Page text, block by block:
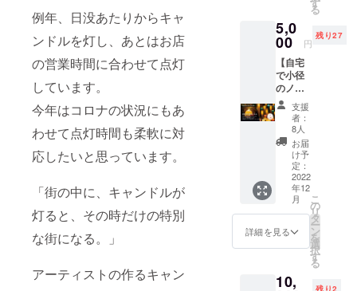
例年、日没あたりからキャ
ンドルを灯し、あとはお店
の営業時間に合わせて点灯
しています。
今年はコロナの状況にもあ
わせて点灯時間も柔軟に対
応したいと思っています。
「街の中に、キャンドルが
灯ると、その時だけの特別
な街になる。」
アーティストの作るキャン
お気に
入りの
キャン
ドル投
票にも
ご参加
くださ
い！ 日
時 24
日
（金）
18:00-
19:00
集合
シモキ
タフロ
ント
１階
（まち
前） 募
百屋、
生地屋
など、
日常的
な買い
物をす
る人た
ちで賑
わう街
でし
た。 生
まれた
時から
下北沢
を知
チャー
ミング
で下北
沢を車
セージ
付きで
メール
をお届
けしま
す。 希
望店舗
の指定
は先着
順で
す。10
名を超
えた場
合、希
望に添
場合が
ござい
に、第
をお渡
ししま
利用に
は条件
がある
場合が
ありま
す。 ※
まだま
だいろ
んなお
店と交
渉中！
さらに
お得に
なっ
がある
020」
（2,500
円＋
税） 小
径のノ
エル事
務局メ
ンバー
でもあ
る写真
家・
momo
yago（
矢郷
桃）撮
影 2010
年から
ルと、
す
る
5,0
00 円
残り27
【自宅
で小径
のノエ
ル アー
ティス
トキャ
ンド
ル】 ク
リスマ
ス前
に、あ
なたの
お気に
入りの
アー
キャン
支援
者：
8人
お届
け予
定：
2022
年12
月
詳細を見る
こ
の
リ
タ
ー
ン
を
選
択
す
る
10,